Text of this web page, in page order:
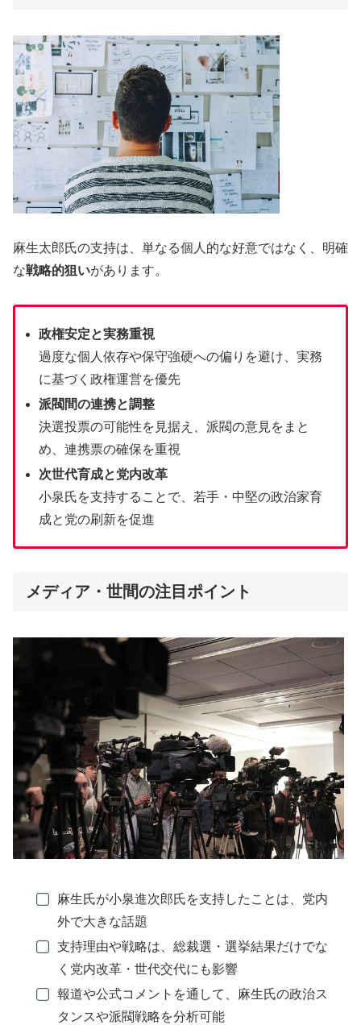
麻生太郎氏の支持は、単なる個人的な好意ではなく、明確
な戦略的狙いがあります。
政権安定と実務重視
過度な個人依存や保守強硬への偏りを避け、実務
に基づく政権運営を優先
派閥間の連携と調整
決選投票の可能性を見据え、派閥の意見をまと
め、連携票の確保を重視
次世代育成と党内改革
小泉氏を支持することで、若手・中堅の政治家育
成と党の刷新を促進
メディア・世間の注目ポイント
麻生氏が小泉進次郎氏を支持したことは、党内
外で大きな話題
支持理由や戦略は、総裁選・選挙結果だけでな
く党内改革・世代交代にも影響
報道や公式コメントを通して、麻生氏の政治ス
タンスや派閥戦略を分析可能